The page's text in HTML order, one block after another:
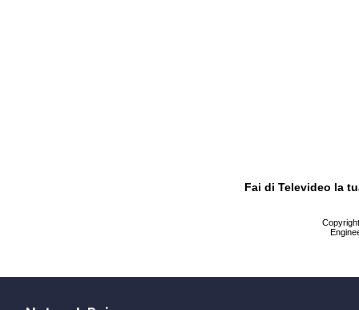
Fai di Televideo la